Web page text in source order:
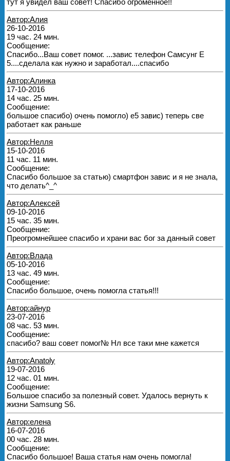
тут я увидел ваш совет! Спасибо огроменное!!
Автор:Алия
26-10-2016
19 час. 24 мин.
Сообщение:
Спасибо...Ваш совет помог. ...завис телефон Самсунг Е
5....сделала как нужно и заработал....спасибо
Автор:Алинка
17-10-2016
14 час. 25 мин.
Сообщение:
большое спасибо) очень помогло) е5 завис) теперь све
работает как раньше
Автор:Нелля
15-10-2016
11 час. 11 мин.
Сообщение:
Спасибо большое за статью) смартфон завис и я не знала,
что делать^_^
Автор:Алексей
09-10-2016
15 час. 35 мин.
Сообщение:
Преогромнейшее спасибо и храни вас бог за данный совет
Автор:Влада
05-10-2016
13 час. 49 мин.
Сообщение:
Спасибо большое, очень помогла статья!!!
Автор:айнур
23-07-2016
08 час. 53 мин.
Сообщение:
спасибо? ваш совет помог№ Нл все таки мне кажется
Автор:Anatoly
19-07-2016
12 час. 01 мин.
Сообщение:
Большое спасибо за полезный совет. Удалось вернуть к
жизни Samsung S6.
Автор:елена
16-07-2016
00 час. 28 мин.
Сообщение:
Спасибо большое! Ваша статья нам очень помогла!